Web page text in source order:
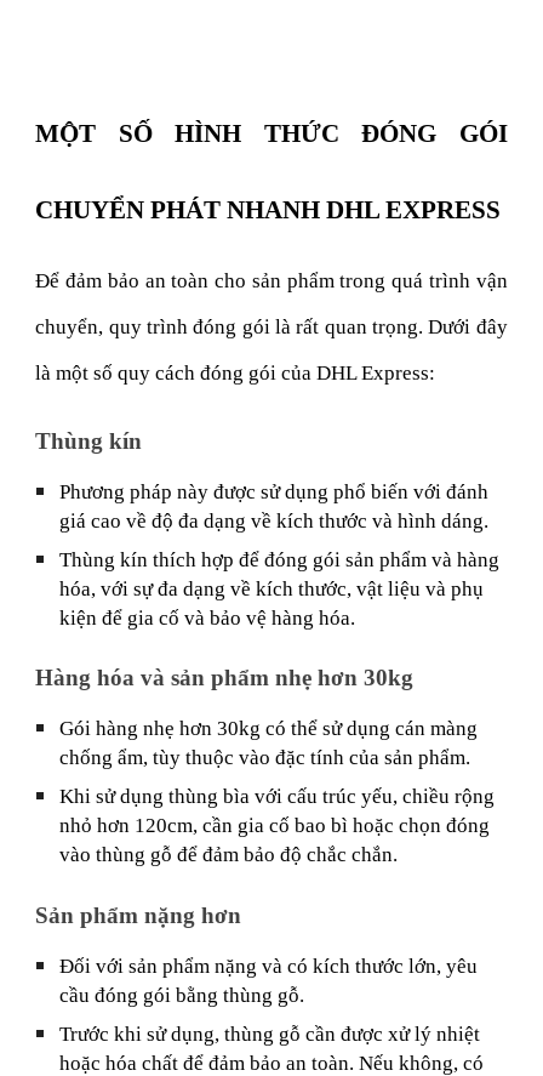
MỘT SỐ HÌNH THỨC ĐÓNG GÓI
CHUYỂN PHÁT NHANH DHL EXPRESS
Để đảm bảo an toàn cho sản phẩm trong quá trình vận
chuyển, quy trình đóng gói là rất quan trọng. Dưới đây
là một số quy cách đóng gói của DHL Express:
Thùng kín
Phương pháp này được sử dụng phổ biến với đánh
giá cao về độ đa dạng về kích thước và hình dáng.
Thùng kín thích hợp để đóng gói sản phẩm và hàng
hóa, với sự đa dạng về kích thước, vật liệu và phụ
kiện để gia cố và bảo vệ hàng hóa.
Hàng hóa và sản phẩm nhẹ hơn 30kg
Gói hàng nhẹ hơn 30kg có thể sử dụng cán màng
chống ẩm, tùy thuộc vào đặc tính của sản phẩm.
Khi sử dụng thùng bìa với cấu trúc yếu, chiều rộng
nhỏ hơn 120cm, cần gia cố bao bì hoặc chọn đóng
vào thùng gỗ để đảm bảo độ chắc chắn.
Sản phẩm nặng hơn
Đối với sản phẩm nặng và có kích thước lớn, yêu
cầu đóng gói bằng thùng gỗ.
Trước khi sử dụng, thùng gỗ cần được xử lý nhiệt
hoặc hóa chất để đảm bảo an toàn. Nếu không, có